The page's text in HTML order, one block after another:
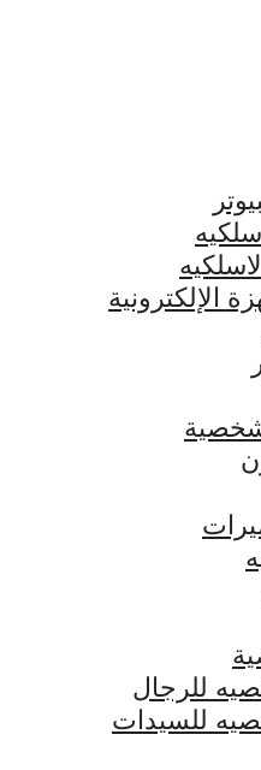
الإلكترونية
للرجال
للسيدات